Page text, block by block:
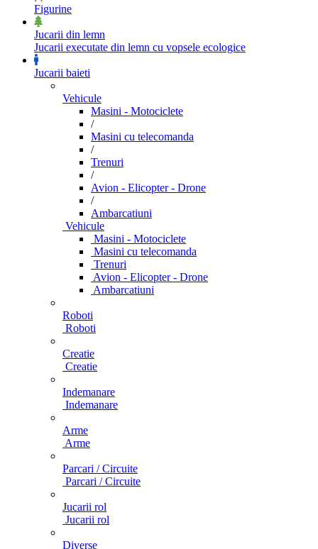
Figurine
Jucarii din lemn
Jucarii executate din lemn cu vopsele ecologice
Jucarii baieti
Vehicule
Masini - Motociclete
/
Masini cu telecomanda
/
Trenuri
/
Avion - Elicopter - Drone
/
Ambarcatiuni
Vehicule
Masini - Motociclete
Masini cu telecomanda
Trenuri
Avion - Elicopter - Drone
Ambarcatiuni
Roboti
Roboti
Creatie
Creatie
Indemanare
Indemanare
Arme
Arme
Parcari / Circuite
Parcari / Circuite
Jucarii rol
Jucarii rol
Diverse